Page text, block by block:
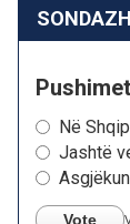
SONDAZH
Në
Jashtë
Vote